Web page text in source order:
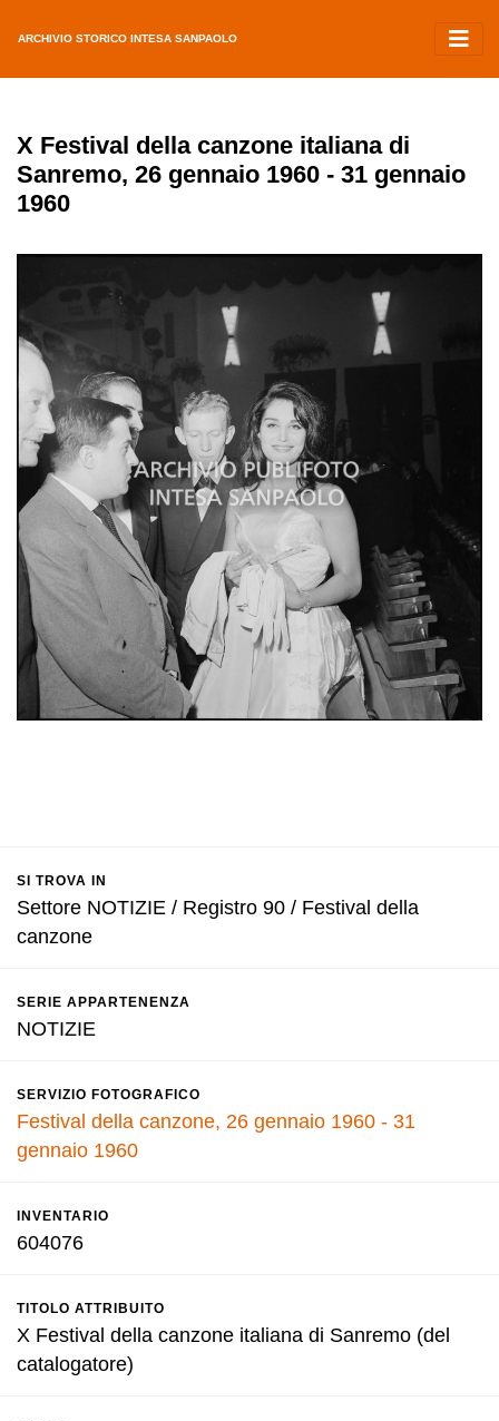
ARCHIVIO STORICO INTESA SANPAOLO
X Festival della canzone italiana di
Sanremo, 26 gennaio 1960 - 31 gennaio
1960
SI TROVA IN
Settore NOTIZIE / Registro 90 / Festival della
canzone
SERIE APPARTENENZA
NOTIZIE
SERVIZIO FOTOGRAFICO
Festival della canzone, 26 gennaio 1960 - 31
gennaio 1960
INVENTARIO
604076
TITOLO ATTRIBUITO
X Festival della canzone italiana di Sanremo (del
catalogatore)